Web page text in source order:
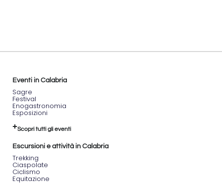
Eventi in Calabria
Sagre
Festival
Enogastronomia
Esposizioni
Scopri tutti gli eventi
Escursioni e attività in Calabria
Trekking
Ciaspolate
Ciclismo
Equitazione